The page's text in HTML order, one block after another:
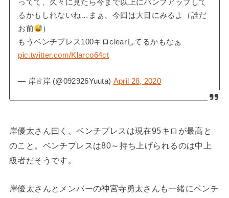
ってて、久々に見たら今まで以上にパンプアップして
るかもしれないね…まぁ、今回は大目にみるよ（誰だ
お前
）
もうベンチプレス100キロclearしてるかもなぁ
pic.twitter.com/Klarco64ct
— 岸♕岸 (@092926Yuuta) April 28, 2020
岸優太さん曰く、ベンチプレスは現在95キロが最高と
のこと。ベンチプレスは80～持ち上げられるのは中上
級者だそうです。
岸優太さんとメンバーの神宮寺勇太さんも一緒にベンチ